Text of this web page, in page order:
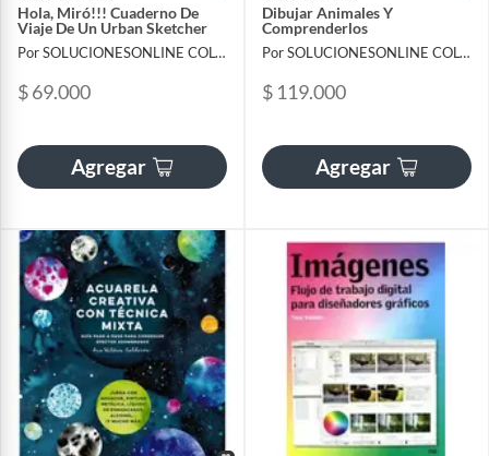
Hola, Miró!!! Cuaderno De
Viaje De Un Urban Sketcher
Por SOLUCIONESONLINE COLOMBIA SAS
$ 69.000
Agregar
Dibujar Animales Y
Comprenderlos
Por SOLUCIONESONLINE COLOMBIA SAS
$ 119.000
Agregar